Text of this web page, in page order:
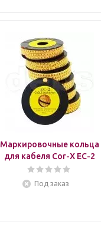
Маркировочные кольца
для кабеля Cor-X ЕС-2
Под заказ